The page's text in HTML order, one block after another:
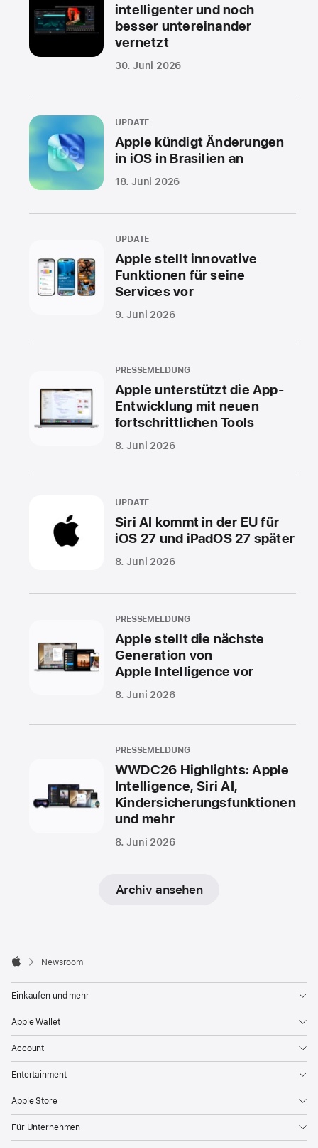
intelligenter und noch
besser untereinander
vernetzt
30. Juni 2026
UPDATE
Apple kündigt Änderungen
in iOS in Brasilien an
18. Juni 2026
UPDATE
Apple stellt innovative
Funktionen für seine
Services vor
9. Juni 2026
PRESSEMELDUNG
Apple unterstützt die App-
Entwicklung mit neuen
fortschrittlichen Tools
8. Juni 2026
UPDATE
Siri AI kommt in der EU für
iOS 27 und iPadOS 27 später
8. Juni 2026
PRESSEMELDUNG
Apple stellt die nächste
Generation von
Apple Intelligence vor
8. Juni 2026
PRESSEMELDUNG
WWDC26 Highlights: Apple
Intelligence, Siri AI,
Kindersicherungsfunktionen
und mehr
8. Juni 2026
Archiv ansehen
Footer

Newsroom
Einkaufen und mehr
Apple Wallet
Account
Entertainment
Apple Store
Für Unternehmen